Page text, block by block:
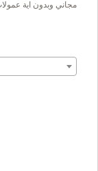
مجاني وبدون اية